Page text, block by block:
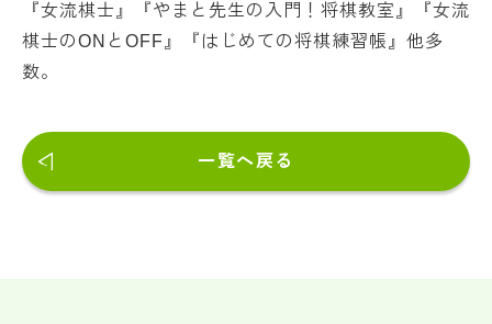
『女流棋士』『やまと先生の入門！将棋教室』『女流
棋士のONとOFF』『はじめての将棋練習帳』他多
数。
一覧へ戻る